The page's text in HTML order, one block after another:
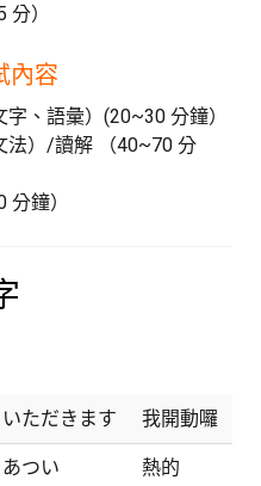
）
內容
、語彙）(20~30 分鐘）
法）/讀解 （40~70 分
鐘）
いただきます 我開動囉
あつい 熱的